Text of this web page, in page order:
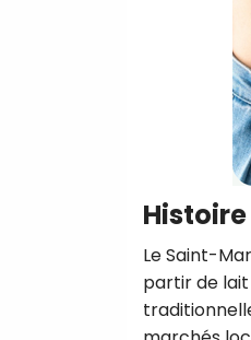
Histoire
Le Saint-
partir de